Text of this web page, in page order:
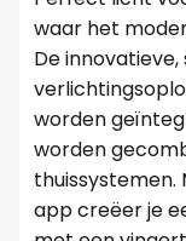
waar het
De
worden
worden
thuissystemen.
app creëer je